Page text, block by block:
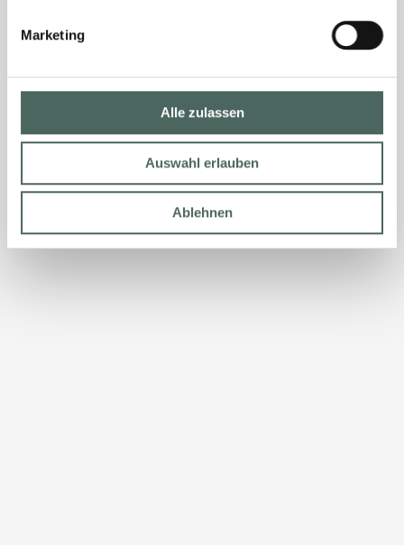
Marketing
Alle zulassen
Auswahl erlauben
Ablehnen